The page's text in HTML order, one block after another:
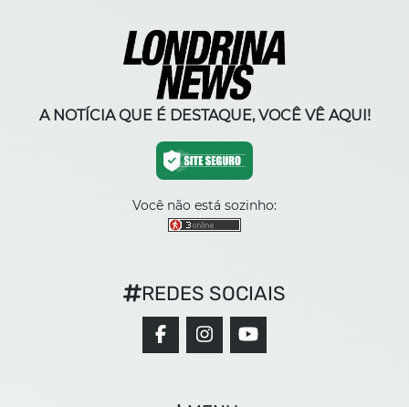
A NOTÍCIA QUE É DESTAQUE, VOCÊ VÊ AQUI!
Você não está sozinho:
REDES SOCIAIS